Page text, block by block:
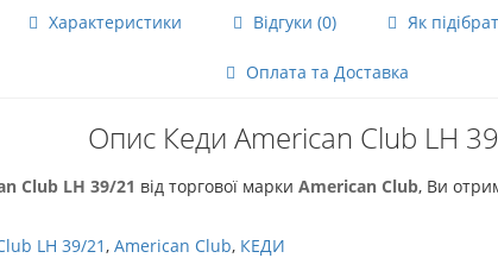
Характеристики Відгуки (0) Як
Оплата та Доставка
Опис Кеди American Club LH
Club LH 39/21 від торгової марки American Club, Ви
LH 39/21, American Club, КЕДИ